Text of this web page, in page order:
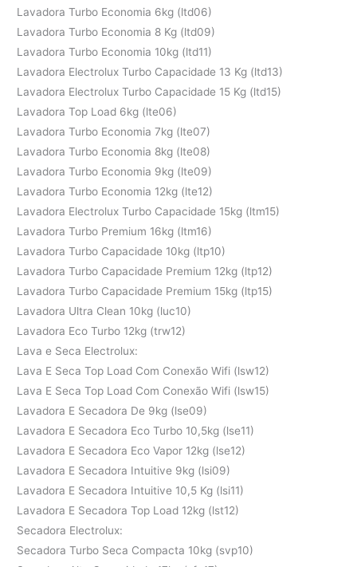
Lavadora Turbo Economia 6kg (ltd06)
Lavadora Turbo Economia 8 Kg (ltd09)
Lavadora Turbo Economia 10kg (ltd11)
Lavadora Electrolux Turbo Capacidade 13 Kg (ltd13)
Lavadora Electrolux Turbo Capacidade 15 Kg (ltd15)
Lavadora Top Load 6kg (lte06)
Lavadora Turbo Economia 7kg (lte07)
Lavadora Turbo Economia 8kg (lte08)
Lavadora Turbo Economia 9kg (lte09)
Lavadora Turbo Economia 12kg (lte12)
Lavadora Electrolux Turbo Capacidade 15kg (ltm15)
Lavadora Turbo Premium 16kg (ltm16)
Lavadora Turbo Capacidade 10kg (ltp10)
Lavadora Turbo Capacidade Premium 12kg (ltp12)
Lavadora Turbo Capacidade Premium 15kg (ltp15)
Lavadora Ultra Clean 10kg (luc10)
Lavadora Eco Turbo 12kg (trw12)
Lava e Seca Electrolux:
Lava E Seca Top Load Com Conexão Wifi (lsw12)
Lava E Seca Top Load Com Conexão Wifi (lsw15)
Lavadora E Secadora De 9kg (lse09)
Lavadora E Secadora Eco Turbo 10,5kg (lse11)
Lavadora E Secadora Eco Vapor 12kg (lse12)
Lavadora E Secadora Intuitive 9kg (lsi09)
Lavadora E Secadora Intuitive 10,5 Kg (lsi11)
Lavadora E Secadora Top Load 12kg (lst12)
Secadora Electrolux:
Secadora Turbo Seca Compacta 10kg (svp10)